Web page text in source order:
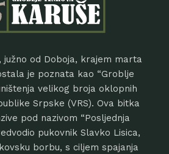
južno od Doboja, krajem marta
je poznata kao “Groblje
velikog broja oklopnih
Srpske (VRS). Ova bitka
pod nazivom “Posljednja
pukovnik Slavko Lisica,
borbu, s ciljem spajanja